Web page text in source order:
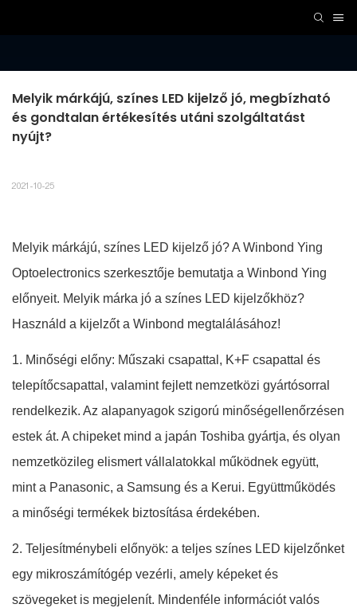
Melyik márkájú, színes LED kijelző jó, megbízható
és gondtalan értékesítés utáni szolgáltatást
nyújt?
2021-10-25
Melyik márkájú, színes LED kijelző jó? A Winbond Ying
Optoelectronics szerkesztője bemutatja a Winbond Ying
előnyeit. Melyik márka jó a színes LED kijelzőkhöz?
Használd a kijelzőt a Winbond megtalálásához!
1. Minőségi előny: Műszaki csapattal, K+F csapattal és
telepítőcsapattal, valamint fejlett nemzetközi gyártósorral
rendelkezik. Az alapanyagok szigorú minőségellenőrzésen
estek át. A chipeket mind a japán Toshiba gyártja, és olyan
nemzetközileg elismert vállalatokkal működnek együtt,
mint a Panasonic, a Samsung és a Kerui. Együttműködés
a minőségi termékek biztosítása érdekében.
2. Teljesítménybeli előnyök: a teljes színes LED kijelzőnket
egy mikroszámítógép vezérli, amely képeket és
szövegeket is megjelenít. Mindenféle információt valós